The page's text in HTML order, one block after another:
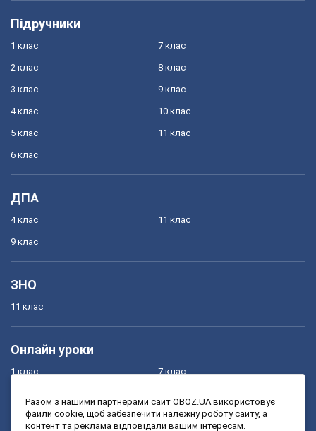
Підручники
1 клас
2 клас
3 клас
4 клас
5 клас
6 клас
7 клас
8 клас
9 клас
10 клас
11 клас
ДПА
4 клас
9 клас
11 клас
ЗНО
11 клас
Онлайн уроки
1 клас
3 клас
7 клас
9 клас
Разом з нашими партнерами сайт OBOZ.UA використовує
файли cookie, щоб забезпечити належну роботу сайту, а
контент та реклама відповідали вашим інтересам.